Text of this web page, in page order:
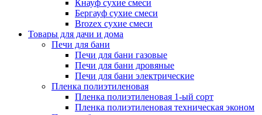
Кнауф сухие смеси
Бергауф сухие смеси
Brozex сухие смеси
Товары для дачи и дома
Печи для бани
Печи для бани газовые
Печи для бани дровяные
Печи для бани электрические
Пленка полиэтиленовая
Пленка полиэтиленовая 1-ый сорт
Пленка полиэтиленовая техническая эконом